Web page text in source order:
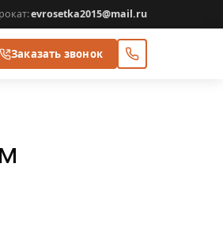
evrosetka2015@mail.ru
Заказать звонок